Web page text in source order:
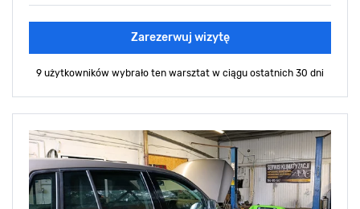
Zarezerwuj wizytę
9 użytkowników wybrało ten warsztat w ciągu ostatnich 30 dni